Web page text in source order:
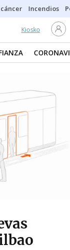
Incendios
Kiosko